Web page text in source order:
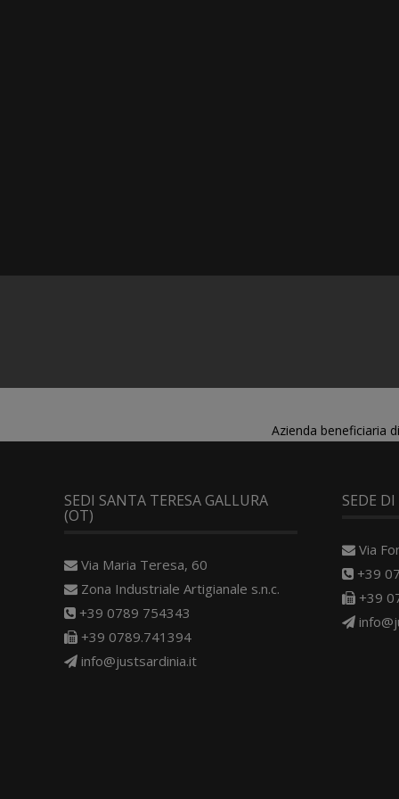
Azienda beneficiaria
SEDI SANTA TERESA GALLURA
(OT)
Via Maria Teresa, 60
Zona Industriale Artigianale s.n.c.
+39 0789 754343
+39 0789.741394
info@justsardinia.it
SEDE
Via
+39
+39